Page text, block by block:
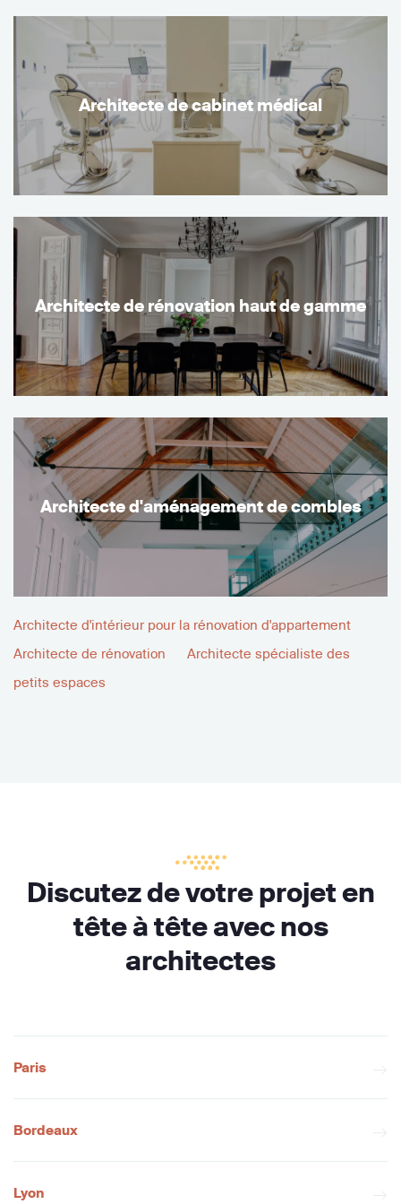
Architecte de cabinet médical
Architecte de rénovation haut de gamme
Architecte d'aménagement de combles
Architecte d'intérieur pour la rénovation d'appartement
Architecte de rénovation
Architecte spécialiste des
petits espaces
Discutez de votre projet en
tête à tête avec nos
architectes
Paris
Bordeaux
Lyon